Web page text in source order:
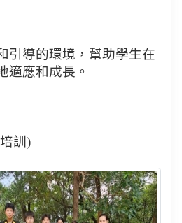
引導的環境，幫助學生在
適應和成長。
訓 )